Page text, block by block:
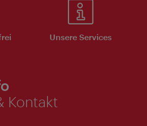
Unsere Services
Kontakt